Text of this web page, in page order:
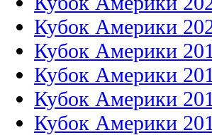
Кубок Америки
Кубок Америки
Кубок Америки
Кубок Америки
Кубок Америки